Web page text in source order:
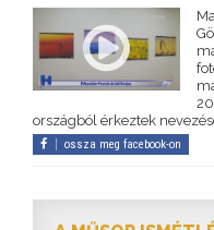
országból érkeztek
ossza meg facebook-on